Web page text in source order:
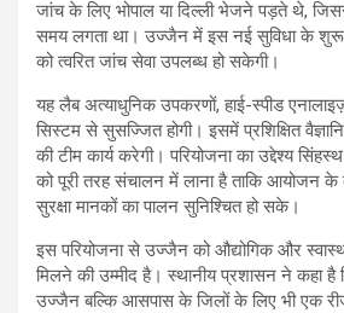
जांच के लिए भोपाल या दिल्ली भेजने पड़ते थे,
समय लगता था। उज्जैन में इस नई सुविधा के शुरू
को त्वरित जांच सेवा उपलब्ध हो सकेगी।
यह लैब अत्याधुनिक उपकरणों, हाई-स्पीड
सिस्टम से सुसज्जित होगी। इसमें प्रशिक्षित
की टीम कार्य करेगी। परियोजना का उद्देश्य
को पूरी तरह संचालन में लाना है ताकि आयोजन के
सुरक्षा मानकों का पालन सुनिश्चित हो सके।
इस परियोजना से उज्जैन को औद्योगिक और
मिलने की उम्मीद है। स्थानीय प्रशासन ने कहा
उज्जैन बल्कि आसपास के जिलों के लिए भी एक